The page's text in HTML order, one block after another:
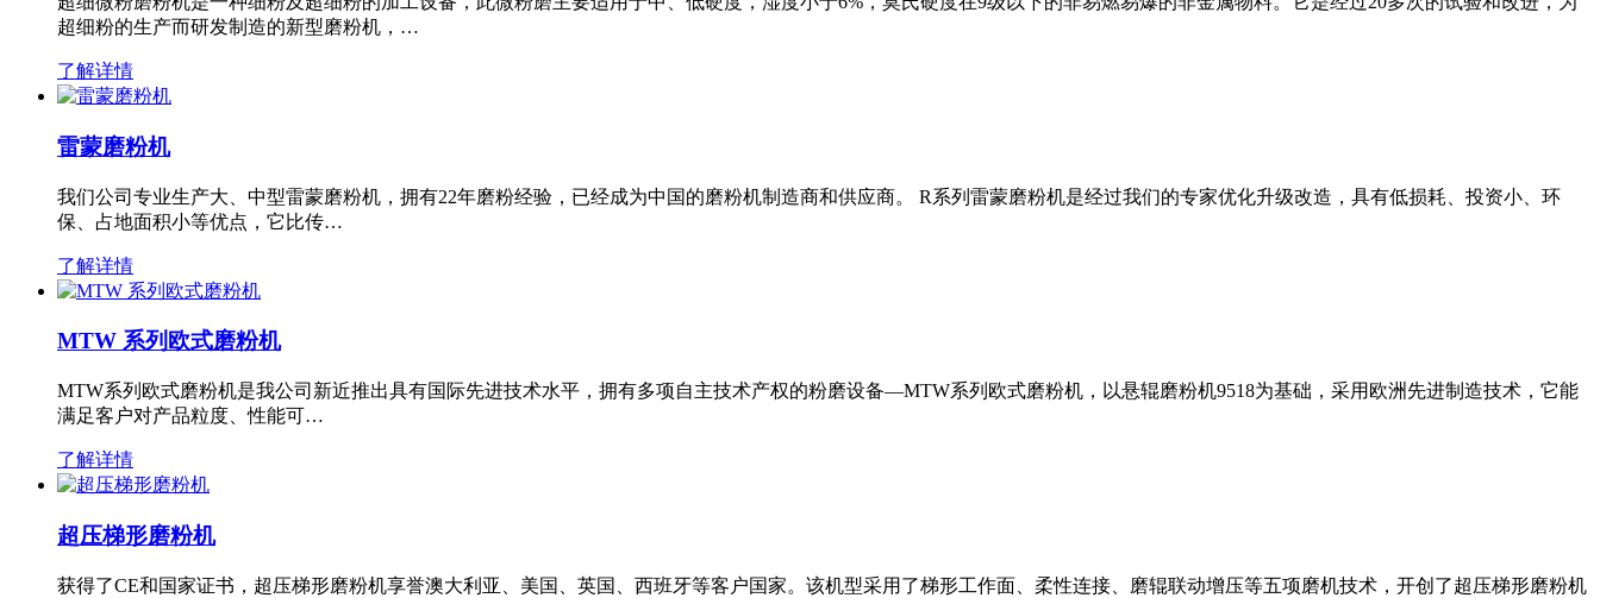
超细粉的生产而研发制造的新型磨粉机，…
了解详情
雷蒙磨粉机
我们公司专业生产大、中型雷蒙磨粉机，拥有22年磨粉经验，已经成为中国的磨粉机制造商和供应商。 R系列雷蒙磨粉机是经过我们的专家优化升级改造，具有低损耗、投资小、环
保、占地面积小等优点，它比传…
了解详情
MTW 系列欧式磨粉机
MTW系列欧式磨粉机是我公司新近推出具有国际先进技术水平，拥有多项自主技术产权的粉磨设备—MTW系列欧式磨粉机，以悬辊磨粉机9518为基础，采用欧洲先进制造技术，它能
满足客户对产品粒度、性能可…
了解详情
超压梯形磨粉机
获得了CE和国家证书，超压梯形磨粉机享誉澳大利亚、美国、英国、西班牙等客户国家。该机型采用了梯形工作面、柔性连接、磨辊联动增压等五项磨机技术，开创了超压梯形磨粉机